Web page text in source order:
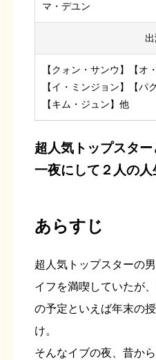
マ・デユン
【クォン・サンウ】【オ
【イ・ミンジョン】【パ
【キム・ジュン】他
超人気トップスタ
一夜にして２人の
あらすじ
超人気トップスターの
イフを満喫していたが
の予定といえば年末の
け。
そんなイブの夜、昔か